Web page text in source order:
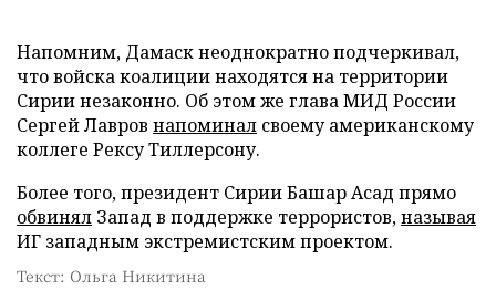
Напомним, Дамаск неоднократно подчеркивал,
что войска коалиции находятся на территории
Сирии незаконно. Об этом же глава МИД России
Сергей Лавров напоминал своему американскому
коллеге Рексу Тиллерсону.
Более того, президент Сирии Башар Асад прямо
обвинял Запад в поддержке террористов,называя
ИГ западным экстремистским проектом.
Текст: Ольга Никитина